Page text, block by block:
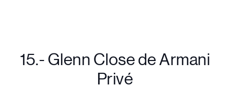
15.- Glenn Close de Armani
Privé